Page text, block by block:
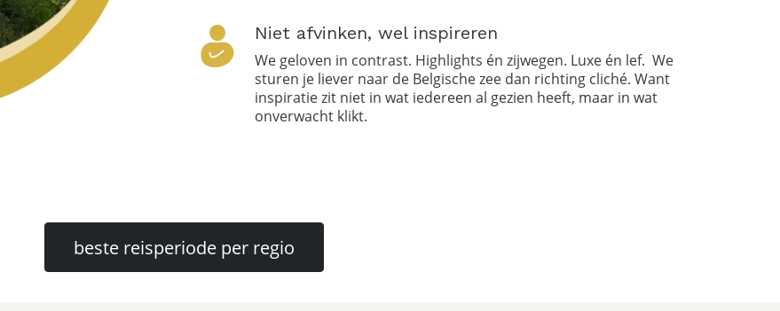
Niet afvinken, wel inspireren
We geloven in contrast. Highlights én zijwegen. Luxe én lef. We
sturen je liever naar de Belgische zee dan richting cliché. Want
inspiratie zit niet in wat iedereen al gezien heeft, maar in wat
onverwacht klikt.
beste reisperiode per regio